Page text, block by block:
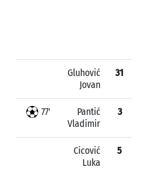
Gluhović
Jovan
31
77'
Pantić
Vladimir
3
Cicović
Luka
5